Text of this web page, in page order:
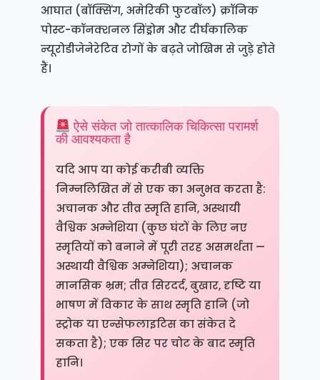
आघात (बॉक्सिंग, अमेरिकी फुटबॉल) क्रॉनिक
पोस्ट-कॉनक्शनल सिंड्रोम और दीर्घकालिक
न्यूरोडीजेनेरेटिव रोगों के बढ़ते जोखिम से जुड़े होते
हैं।
ऐसे संकेत जो तात्कालिक चिकित्सा परामर्श
की आवश्यकता है
यदि आप या कोई करीबी व्यक्ति
निम्नलिखित में से एक का अनुभव करता है:
अचानक और तीव्र स्मृति हानि, अस्थायी
वैश्विक अम्नेशिया (कुछ घंटों के लिए नए
स्मृतियों को बनाने में पूरी तरह असमर्थता —
अस्थायी वैश्विक अम्नेशिया); अचानक
मानसिक भ्रम; तीव्र सिरदर्द, बुखार, दृष्टि या
भाषण में विकार के साथ स्मृति हानि (जो
स्ट्रोक या एन्सेफलाइटिस का संकेत दे
सकता है); एक सिर पर चोट के बाद स्मृति
हानि।